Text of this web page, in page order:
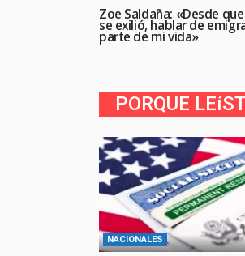
Zoe Saldaña: «Desde
se exilió, hablar de
parte de mi vida»
PORQUE
NACIONALES